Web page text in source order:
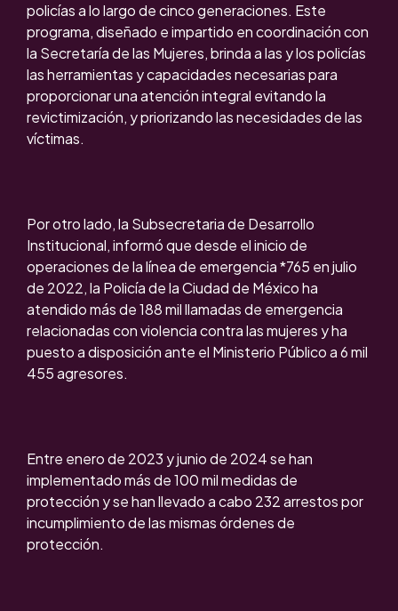
policías a lo largo de cinco generaciones. Este
programa, diseñado e impartido en coordinación con
la Secretaría de las Mujeres, brinda a las y los policías
las herramientas y capacidades necesarias para
proporcionar una atención integral evitando la
revictimización, y priorizando las necesidades de las
víctimas.
Por otro lado, la Subsecretaria de Desarrollo
Institucional, informó que desde el inicio de
operaciones de la línea de emergencia *765 en julio
de 2022, la Policía de la Ciudad de México ha
atendido más de 188 mil llamadas de emergencia
relacionadas con violencia contra las mujeres y ha
puesto a disposición ante el Ministerio Público a 6 mil
455 agresores.
Entre enero de 2023 y junio de 2024 se han
implementado más de 100 mil medidas de
protección y se han llevado a cabo 232 arrestos por
incumplimiento de las mismas órdenes de
protección.